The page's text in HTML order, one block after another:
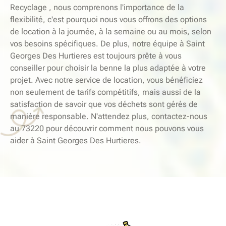
Recyclage , nous comprenons l'importance de la
flexibilité, c'est pourquoi nous vous offrons des options
de location à la journée, à la semaine ou au mois, selon
vos besoins spécifiques. De plus, notre équipe à Saint
Georges Des Hurtieres est toujours prête à vous
conseiller pour choisir la benne la plus adaptée à votre
projet. Avec notre service de location, vous bénéficiez
non seulement de tarifs compétitifs, mais aussi de la
satisfaction de savoir que vos déchets sont gérés de
manière responsable. N'attendez plus, contactez-nous
au 73220 pour découvrir comment nous pouvons vous
aider à Saint Georges Des Hurtieres.